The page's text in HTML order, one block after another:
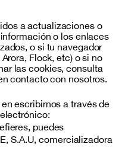
a actualizaciones o
o los enlaces
o si tu navegador
Flock, etc) o si no
las cookies, consulta
contacto con nosotros.
escribirnos a través de
puedes
S.A.U, comercializadora